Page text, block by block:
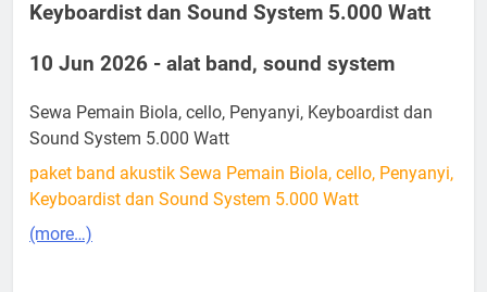
Keyboardist dan Sound System 5.000 Watt
10 Jun 2026 - alat band, sound system
Sewa Pemain Biola, cello, Penyanyi, Keyboardist dan
Sound System 5.000 Watt
paket band akustik Sewa Pemain Biola, cello, Penyanyi,
Keyboardist dan Sound System 5.000 Watt
(more…)